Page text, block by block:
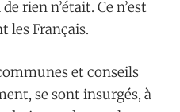
rien n’était. Ce n’est
les Français.
et conseils
se sont insurgés, à